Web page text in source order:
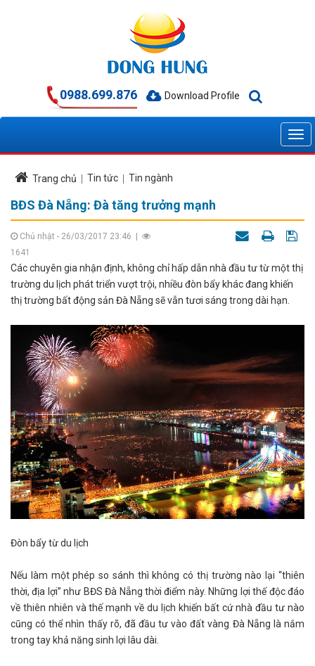
0988.699.876 Download Profile
Trang chủ Tin tức Tin ngành
BĐS Đà Nẵng: Đà tăng trưởng mạnh
Chủ nhật - 26/03/2017 23:46
1641
Các chuyên gia nhận định, không chỉ hấp dẫn nhà đầu tư từ một thị
trường du lịch phát triển vượt trội, nhiều đòn bẩy khác đang khiến
thị trường bất động sản Đà Nẵng sẽ vẫn tươi sáng trong dài hạn.
Đòn bẩy từ du lịch
Nếu làm một phép so sánh thì không có thị trường nào lại “thiên
thời, địa lợi” như BĐS Đà Nẵng thời điểm này. Những lợi thế độc đáo
về thiên nhiên và thế mạnh về du lịch khiến bất cứ nhà đầu tư nào
cũng có thể nhìn thấy rõ, đã đầu tư vào đất vàng Đà Nẵng là nắm
trong tay khả năng sinh lợi lâu dài.